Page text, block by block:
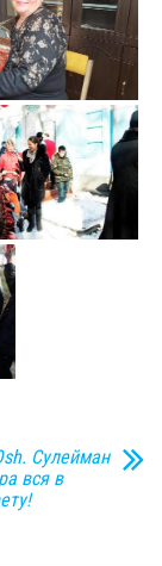
а
в
и
г
и
Сулейман
вся в